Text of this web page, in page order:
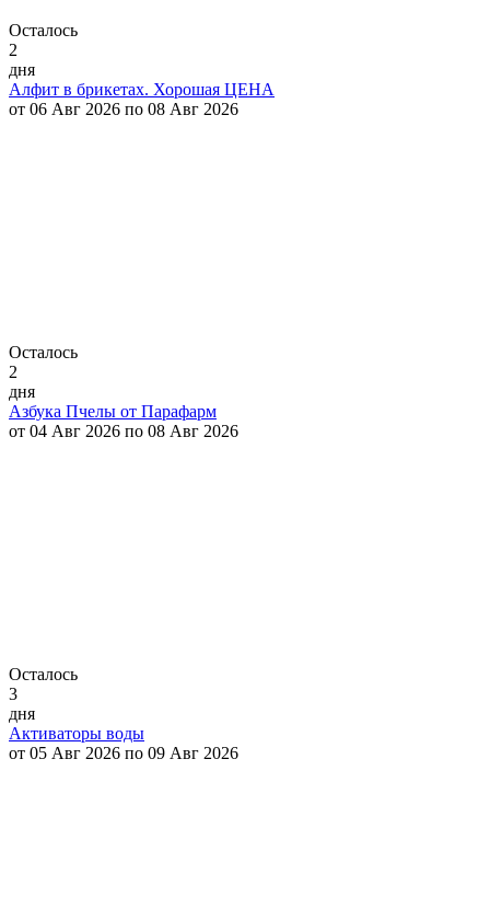
Осталось
2
дня
Алфит в брикетах. Хорошая ЦЕНА
от 06 Авг 2026 по 08 Авг 2026
Осталось
2
дня
Азбука Пчелы от Парафарм
от 04 Авг 2026 по 08 Авг 2026
Осталось
3
дня
Активаторы воды
от 05 Авг 2026 по 09 Авг 2026